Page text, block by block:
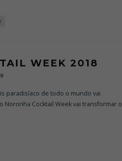
WEEK 2018
paradisíaco de todo o mundo vai
Noronha Cocktail Week vai transformar o